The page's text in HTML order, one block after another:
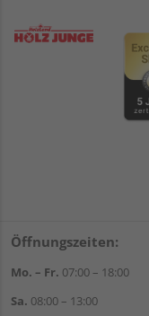
Öffnungszeiten:
Mo. – Fr. 07:00 – 18:00
Sa. 08:00 – 13:00